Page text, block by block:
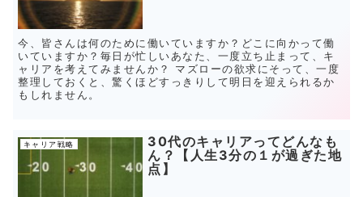
今、皆さんは何のために働いていますか？どこに向かって働
いていますか？毎日が忙しいあなた、一度立ち止まって、キ
ャリアを考えてみませんか？ マズローの欲求にそって、一度
整理しておくと、驚くほどすっきりして明日を迎えられるか
もしれません。
キャリア戦略
30代のキャリアってどんなも
ん？【人生3分の１が過ぎた地
点】